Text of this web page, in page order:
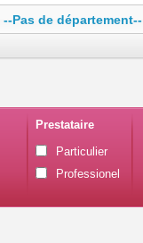
--Pas de département--
Prestataire
Particulier
Professionel